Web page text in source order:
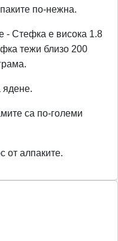
по-нежна.
- Стефка е висока 1.8
тежи близо 200
ядене.
са по-големи
от алпаките.